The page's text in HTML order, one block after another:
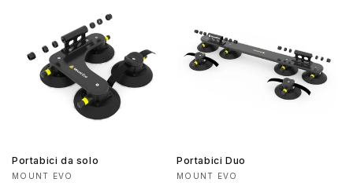
Portabici da solo
Produttore:
MOUNT EVO
Portabici Duo
Produttore:
MOUNT EVO